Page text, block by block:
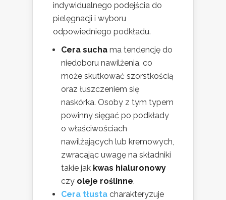
indywidualnego podejścia do
pielęgnacji i wyboru
odpowiedniego podkładu.
Cera sucha ma tendencję do
niedoboru nawilżenia, co
może skutkować szorstkością
oraz łuszczeniem się
naskórka. Osoby z tym typem
powinny sięgać po podkłady
o właściwościach
nawilżających lub kremowych,
zwracając uwagę na składniki
takie jak kwas hialuronowy
czy oleje roślinne.
Cera tłusta charakteryzuje